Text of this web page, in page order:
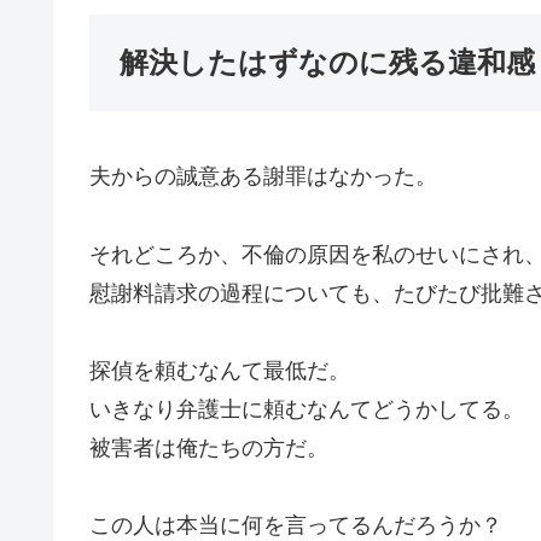
解決したはずなのに残る違和感
夫からの誠意ある謝罪はなかった。
それどころか、不倫の原因を私のせいにされ、
慰謝料請求の過程についても、たびたび批難さ
探偵を頼むなんて最低だ。
いきなり弁護士に頼むなんてどうかしてる。
被害者は俺たちの方だ。
この人は本当に何を言ってるんだろうか？